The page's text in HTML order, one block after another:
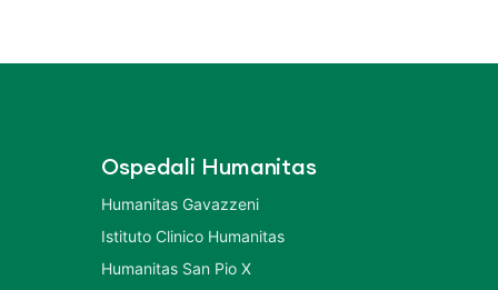
Ospedali Humanitas
Humanitas Gavazzeni
Istituto Clinico Humanitas
Humanitas San Pio X